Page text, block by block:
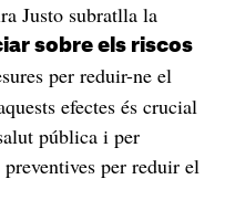
Justo subratlla la
sobre els riscos
per reduir-ne el
efectes és crucial
pública i per
per reduir el